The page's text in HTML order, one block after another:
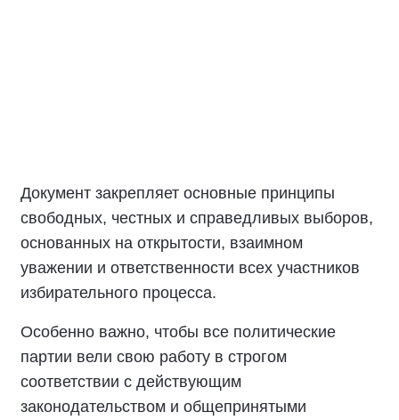
Документ закрепляет основные принципы
свободных, честных и справедливых выборов,
основанных на открытости, взаимном
уважении и ответственности всех участников
избирательного процесса.
Особенно важно, чтобы все политические
партии вели свою работу в строгом
соответствии с действующим
законодательством и общепринятыми